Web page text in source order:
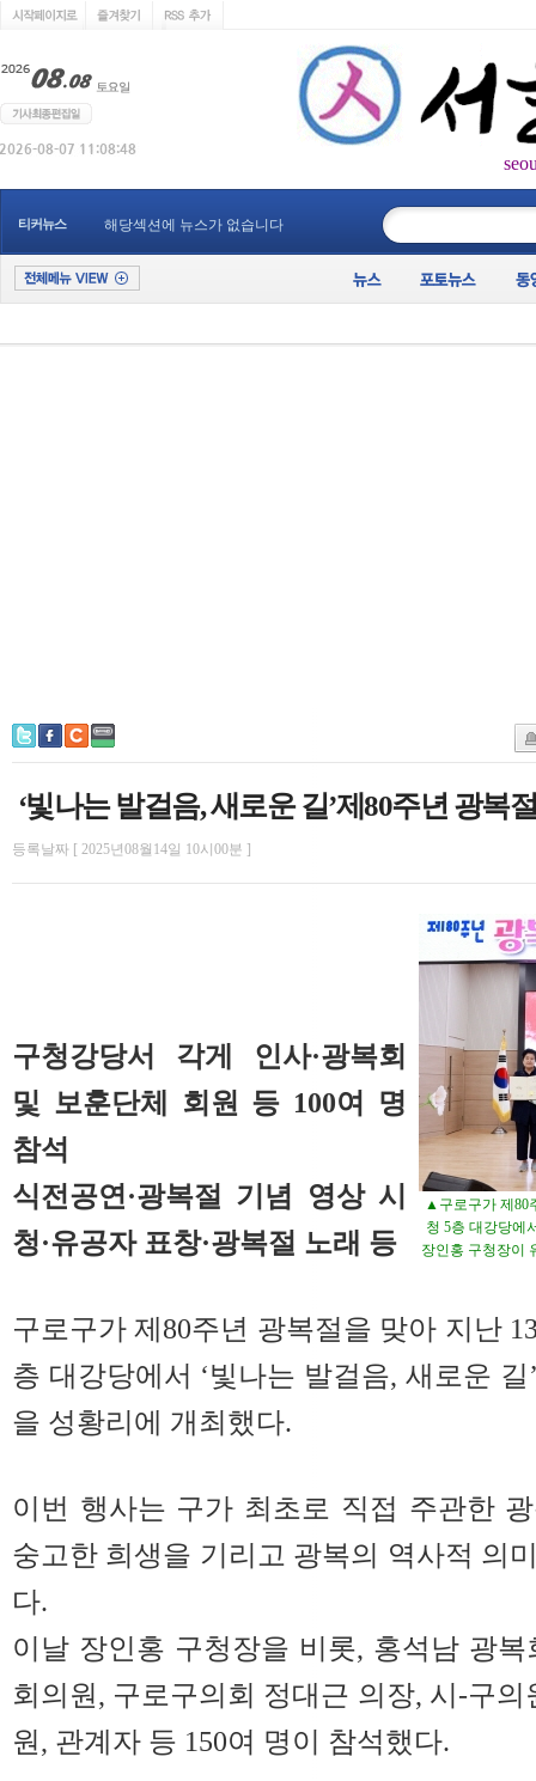
티커뉴스 해당섹션에 뉴스가 없습니다
‘빛나는 발걸음, 새로운 길’제80주년 광복
등록날짜 [ 2025년08월14일 10시00분 ]
▲구로구가 제80
청 5층 대강당에
장인홍 구청장이
구청강당서 각게 인사·광복회
및 보훈단체 회원 등 100여 명
참석
식전공연·광복절 기념 영상 시
청·유공자 표창·광복절 노래 등
구로구가 제80주년 광복절을 맞아 지난
층 대강당에서 ‘빛나는 발걸음, 새로운
을 성황리에 개최했다.
이번 행사는 구가 최초로 직접 주관한
숭고한 희생을 기리고 광복의 역사적 의
다.
이날 장인홍 구청장을 비롯, 홍석남 광
회의원, 구로구의회 정대근 의장, 시-구
원, 관계자 등 150여 명이 참석했다.